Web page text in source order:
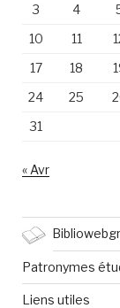
3
4
10
11
17
18
24
25
31
« Avr
Patronymes
Liens utiles